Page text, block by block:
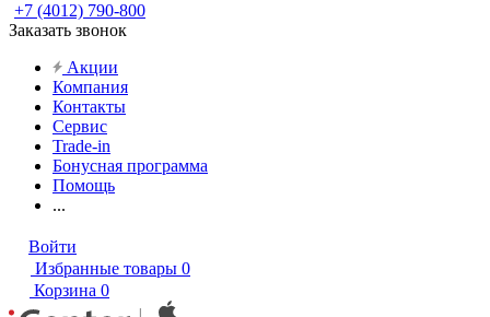
+7 (4012) 790-800
Заказать звонок
Акции
Компания
Контакты
Сервис
Trade-in
Бонусная программа
Помощь
...
Войти
Избранные товары 0
Корзина 0